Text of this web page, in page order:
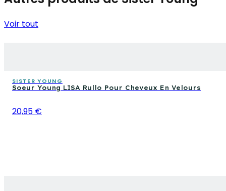
Voir tout
SISTER YOUNG
Soeur Young LISA Rullo Pour Cheveux En Velours
20,95 €